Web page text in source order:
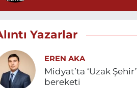
Yazarlar
EREN AKA
Midyat’ta ‘Uzak Şehir’
bereketi